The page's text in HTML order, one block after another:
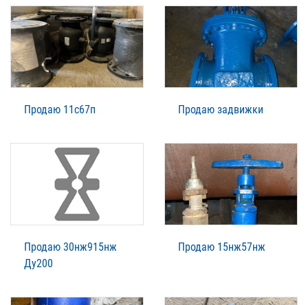
Продаю 11с67п Продаю задвижки
Продаю 30нж915нж
Ду200
Продаю 15нж57нж